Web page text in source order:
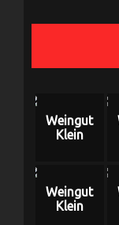
Weingut
Klein
Weingut
Klein